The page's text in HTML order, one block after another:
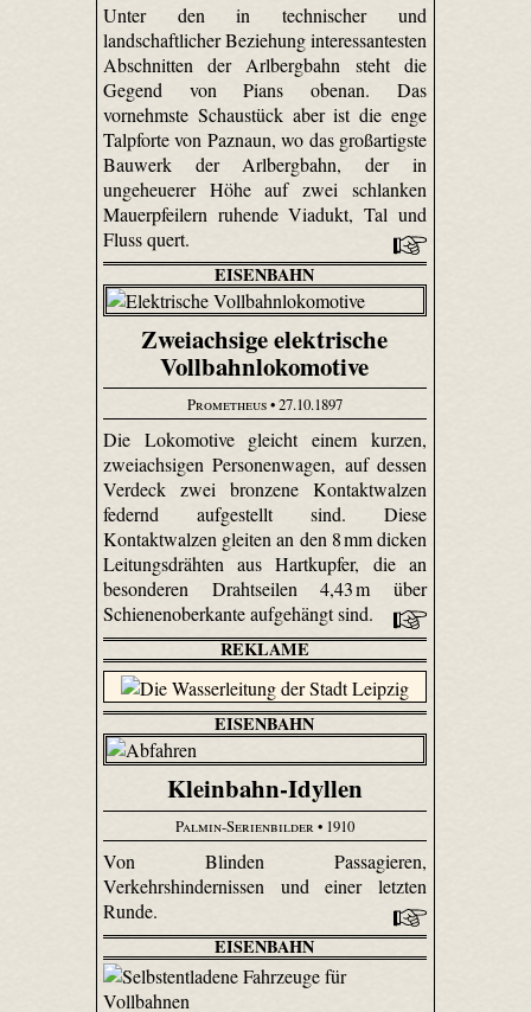
Unter den in technischer und
landschaftlicher Beziehung interessantesten
Abschnitten der Arlbergbahn steht die
Gegend von Pians obenan. Das
vornehmste Schaustück aber ist die enge
Talpforte von Paznaun, wo das großartigste
Bauwerk der Arlbergbahn, der in
ungeheuerer Höhe auf zwei schlanken
Mauerpfeilern ruhende Viadukt, Tal und
Fluss quert.
EISENBAHN
Zweiachsige elektrische
Vollbahnlokomotive
Prometheus• 27.10.1897
Die Lokomotive gleicht einem kurzen,
zweiachsigen Personenwagen, auf dessen
Verdeck zwei bronzene Kontaktwalzen
federnd aufgestellt sind. Diese
Kontaktwalzen gleiten an den 8 mm dicken
Leitungsdrähten aus Hartkupfer, die an
besonderen Drahtseilen 4,43 m über
Schienenoberkante aufgehängt sind.
REKLAME
EISENBAHN
Kleinbahn-Idyllen
Palmin-Serienbilder• 1910
Von Blinden Passagieren,
Verkehrshindernissen und einer letzten
Runde.
EISENBAHN